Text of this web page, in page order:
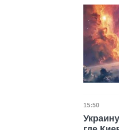
Дата
15:50